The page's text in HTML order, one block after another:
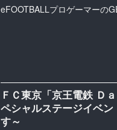
eFOOTBALLプロゲーマーの
ＦＣ東京「京王電鉄 Ｄ
ペシャルステージイベ
す～